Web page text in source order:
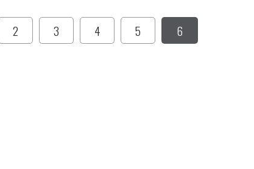
2 3 4 5 6